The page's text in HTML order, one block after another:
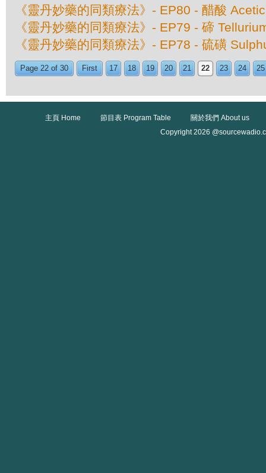
《靈丹妙藥的同類療法》- EP80 - 醋酸
《靈丹妙藥的同類療法》- EP79 - 碲
《靈丹妙藥的同類療法》- EP78 - 硫磺
Page 22 of 30 First 17 18 19 20 21 22 23 24 25
主頁 Home 節目表 Program Table
關於我們 About us
Copyright 2026